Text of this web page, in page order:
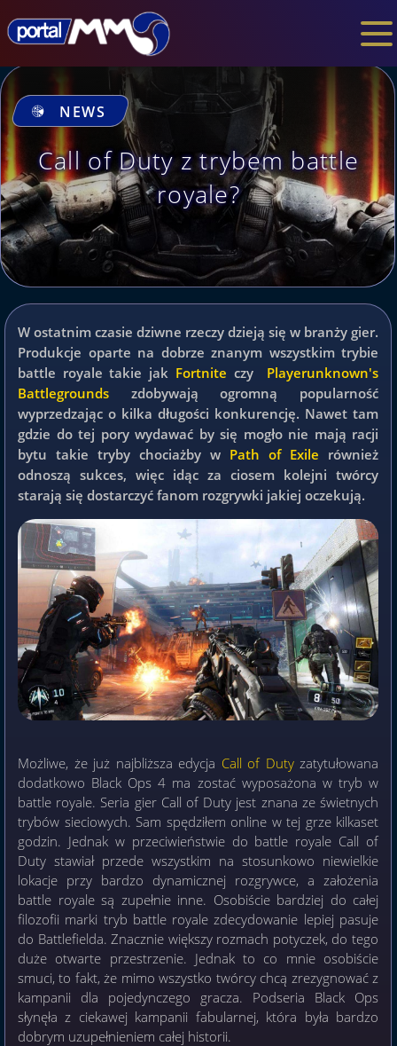
NEWS
Call of Duty z trybem battle
royale?
W ostatnim czasie dziwne rzeczy dzieją się w branży gier.
Produkcje oparte na dobrze znanym wszystkim trybie
battle royale takie jak Fortnite czy
Playerunknown's
Battlegrounds zdobywają ogromną popularność
wyprzedzając o kilka długości konkurencję. Nawet tam
gdzie do tej pory wydawać by się mogło nie mają racji
bytu takie tryby chociażby w Path of Exile również
odnoszą sukces, więc idąc za ciosem kolejni twórcy
starają się dostarczyć fanom rozgrywki jakiej oczekują.
Możliwe, że już najbliższa edycja Call of Dutyzatytułowana
dodatkowo Black Ops 4 ma zostać wyposażona w tryb w
battle royale. Seria gier Call of Duty jest znana ze świetnych
trybów sieciowych. Sam spędziłem online w tej grze kilkaset
godzin. Jednak w przeciwieństwie do battle royale Call of
Duty stawiał przede wszystkim na stosunkowo niewielkie
lokacje przy bardzo dynamicznej rozgrywce, a założenia
battle royale są zupełnie inne. Osobiście bardziej do całej
filozofii marki tryb battle royale zdecydowanie lepiej pasuje
do Battlefielda. Znacznie większy rozmach potyczek, do tego
duże otwarte przestrzenie. Jednak to co mnie osobiście
smuci, to fakt, że mimo wszystko twórcy chcą zrezygnować z
kampanii dla pojedynczego gracza. Podseria Black Ops
słynęła z ciekawej kampanii fabularnej, która była bardzo
dobrym uzupełnieniem całej historii.